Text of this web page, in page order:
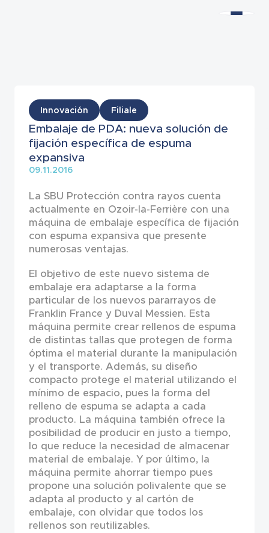
Noticias
Innovación Filiale
Embalaje de PDA: nueva solución de
fijación específica de espuma
expansiva
09.11.2016
La SBU Protección contra rayos cuenta
actualmente en Ozoir-la-Ferrière con una
máquina de embalaje específica de fijación
con espuma expansiva que presente
numerosas ventajas.
El objetivo de este nuevo sistema de
embalaje era adaptarse a la forma
particular de los nuevos pararrayos de
Franklin France y Duval Messien. Esta
máquina permite crear rellenos de espuma
de distintas tallas que protegen de forma
óptima el material durante la manipulación
y el transporte. Además, su diseño
compacto protege el material utilizando el
mínimo de espacio, pues la forma del
relleno de espuma se adapta a cada
producto. La máquina también ofrece la
posibilidad de producir en justo a tiempo,
lo que reduce la necesidad de almacenar
material de embalaje. Y por último, la
máquina permite ahorrar tiempo pues
propone una solución polivalente que se
adapta al producto y al cartón de
embalaje, con olvidar que todos los
rellenos son reutilizables.